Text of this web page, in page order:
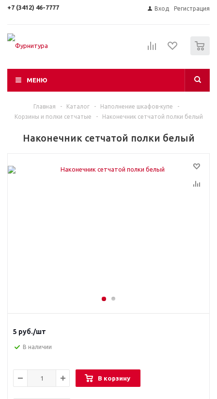
+7 (3412) 46-7777 Вход Регистрация
МЕНЮ
Главная - Каталог - Наполнение шкафов-купе
-
Корзины и полки сетчатые
- Наконечник сетчатой полки белый
Наконечник сетчатой полки белый
5 руб./шт
В наличии
В корзину